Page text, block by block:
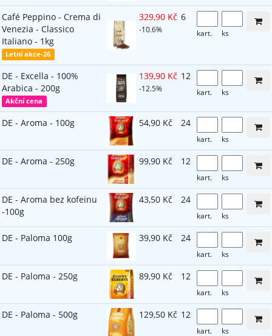
Café Peppino - Crema di
Venezia - Classico
Italiano - 1kg
Letní akce-26
329,90 Kč
-10.6%
6
kart. ks
DE - Excella - 100%
Arabica - 200g
Akční cena
139,90 Kč
-12.5%
12
kart. ks
DE - Aroma - 100g 54,90 Kč 24
kart. ks
DE - Aroma - 250g 99,90 Kč 12
kart. ks
DE - Aroma bez kofeinu
-100g
43,50 Kč 24
kart. ks
DE - Paloma 100g 39,90 Kč 24
kart. ks
DE - Paloma - 250g 89,90 Kč 12
kart. ks
DE - Paloma - 500g 129,50 Kč 12
kart. ks